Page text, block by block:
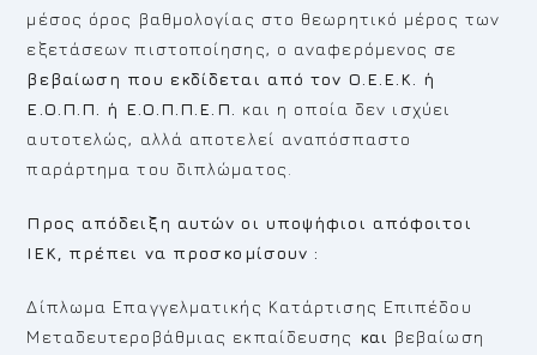
μέσος όρος βαθμολογίας στο θεωρητικό μέρος των
εξετάσεων πιστοποίησης, ο αναφερόμενος σε
βεβαίωση που εκδίδεται από τον Ο.Ε.Ε.Κ. ή
Ε.Ο.Π.Π. ή Ε.Ο.Π.Π.Ε.Π. και η οποία δεν ισχύει
αυτοτελώς, αλλά αποτελεί αναπόσπαστο
παράρτημα του διπλώματος.
Προς απόδειξη αυτών οι υποψήφιοι απόφοιτοι
ΙΕΚ, πρέπει να προσκομίσουν :
Δίπλωμα Επαγγελματικής Κατάρτισης Επιπέδου
Μεταδευτεροβάθμιας εκπαίδευσης και βεβαίωση